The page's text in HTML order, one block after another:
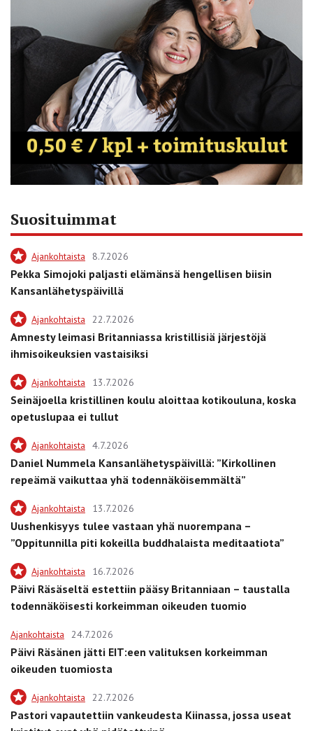
Suosituimmat
Ajankohtaista 8.7.2026
Pekka Simojoki paljasti elämänsä hengellisen biisin
Kansanlähetyspäivillä
Ajankohtaista 22.7.2026
Amnesty leimasi Britanniassa kristillisiä järjestöjä
ihmisoikeuksien vastaisiksi
Ajankohtaista 13.7.2026
Seinäjoella kristillinen koulu aloittaa kotikouluna, koska
opetuslupaa ei tullut
Ajankohtaista 4.7.2026
Daniel Nummela Kansanlähetyspäivillä: ”Kirkollinen
repeämä vaikuttaa yhä todennäköisemmältä”
Ajankohtaista 13.7.2026
Uushenkisyys tulee vastaan yhä nuorempana –
”Oppitunnilla piti kokeilla buddhalaista meditaatiota”
Ajankohtaista 16.7.2026
Päivi Räsäseltä estettiin pääsy Britanniaan – taustalla
todennäköisesti korkeimman oikeuden tuomio
Ajankohtaista 24.7.2026
Päivi Räsänen jätti EIT:een valituksen korkeimman
oikeuden tuomiosta
Ajankohtaista 22.7.2026
Pastori vapautettiin vankeudesta Kiinassa, jossa useat